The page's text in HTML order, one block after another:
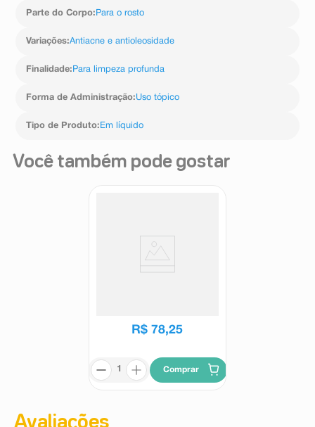
Parte do Corpo: Para o rosto
Variações:Antiacne e antioleosidade
Finalidade: Para limpeza profunda
Forma de Administração:Uso tópico
Tipo de Produto: Em líquido
Você também pode gostar
R$ 78,25
Comprar
Avaliações